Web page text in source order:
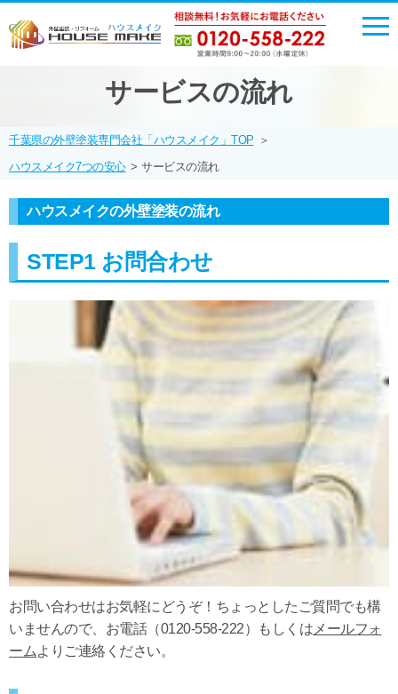
サービスの流れ
千葉県の外壁塗装専門会社「ハウスメイク」TOP ＞
ハウスメイク7つの安心 > サービスの流れ
ハウスメイクの外壁塗装の流れ
STEP1 お問合わせ
お問い合わせはお気軽にどうぞ！ちょっとしたご質問でも構
いませんので、お電話（0120-558-222）もしくはメールフォ
ームよりご連絡ください。